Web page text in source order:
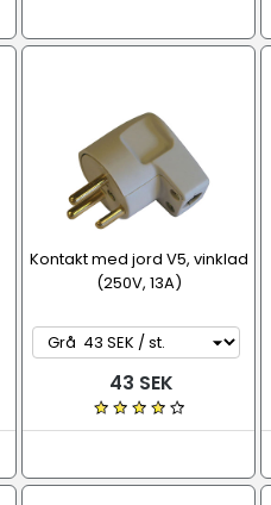
Kontakt med jord V5, vinklad
(250V, 13A)
43 SEK